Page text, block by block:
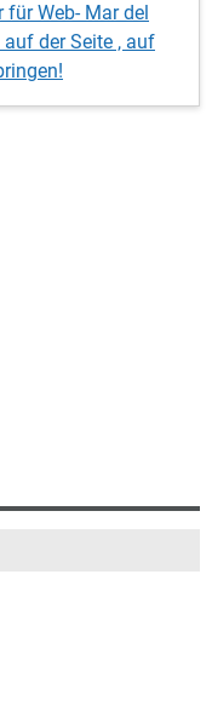
für Web- Mar del
der Seite , auf